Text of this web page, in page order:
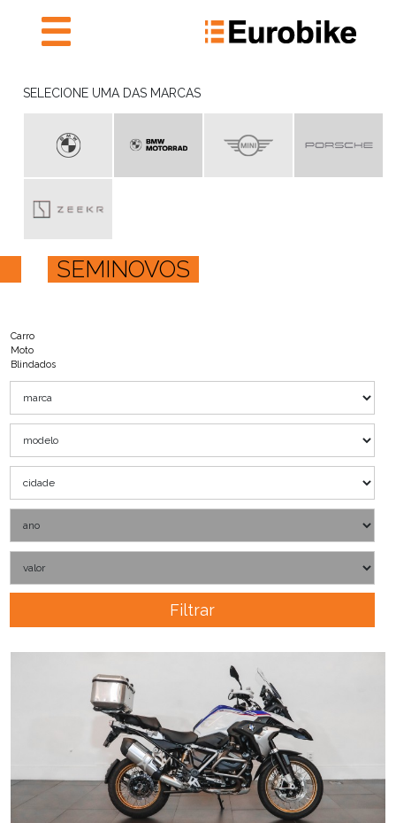
PRONTA ENTREGA
PRONTA ENTREGA
AGENDAR SERVIÇOS
EUROBIKE RECHARGE
SELECIONE UMA DAS MARCAS
SEMINOVOS
Carro
Moto
Blindados
Filtrar